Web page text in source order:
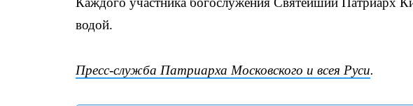
водой.
Пресс-служба Патриарха Московского и всея Руси.